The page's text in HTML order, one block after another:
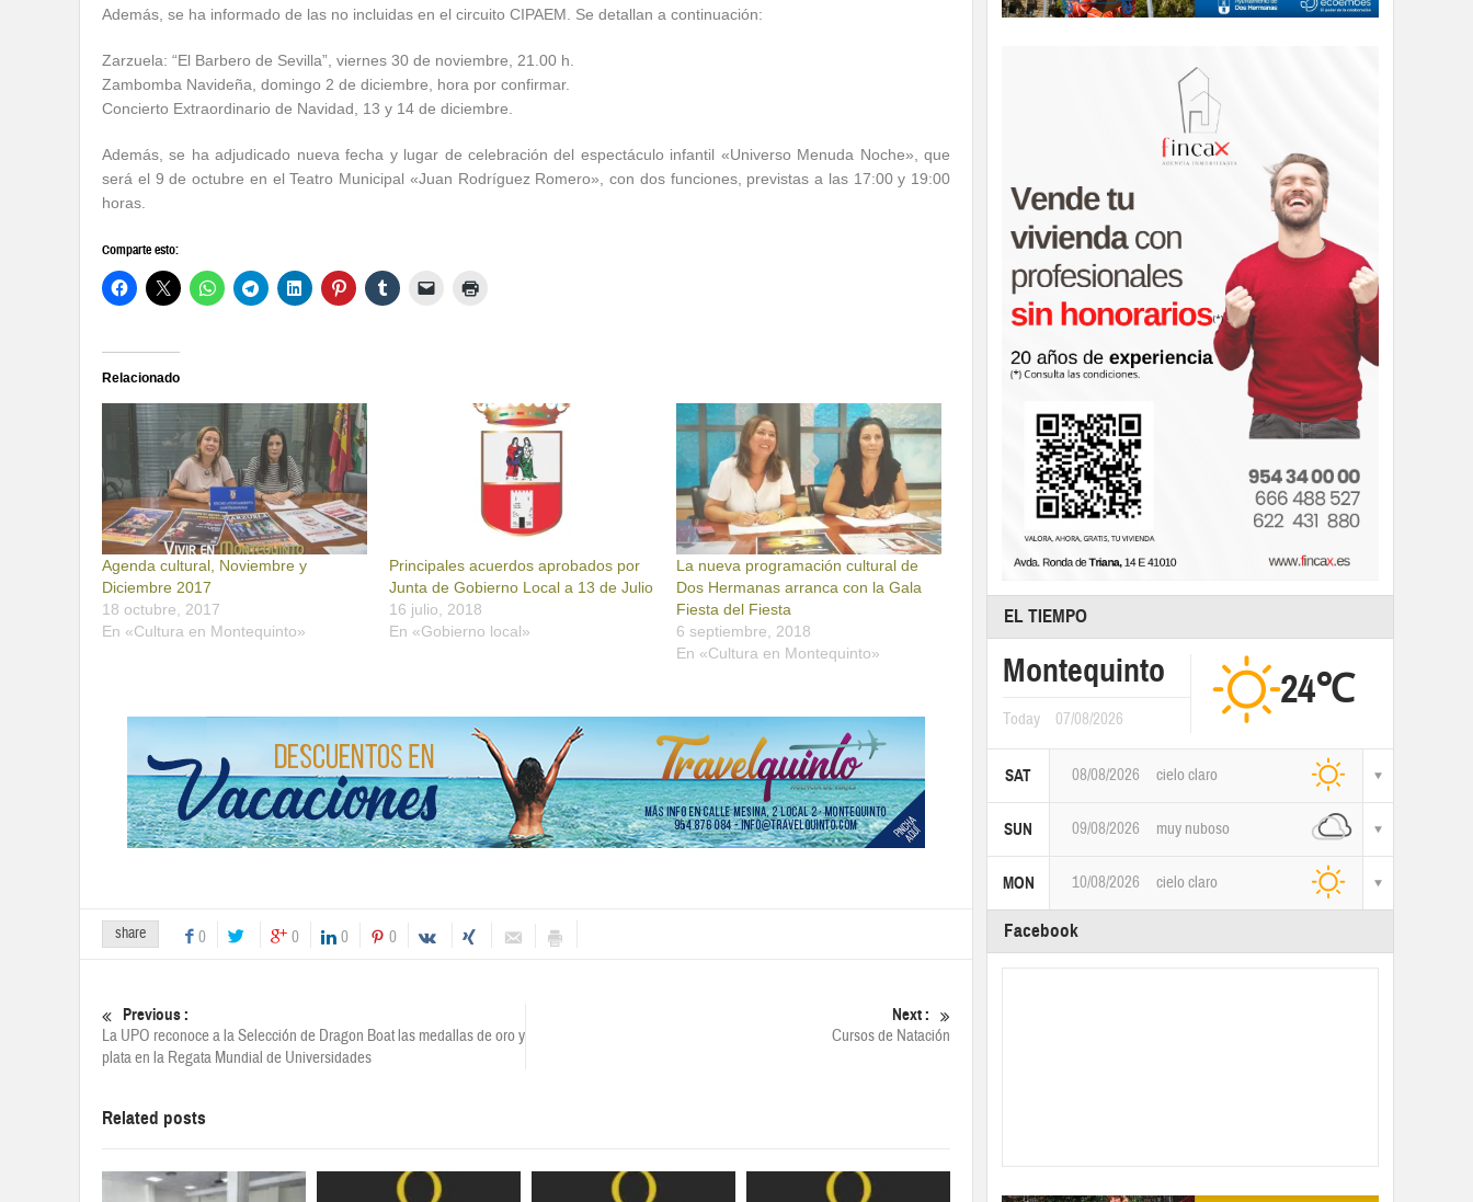
Además, se ha informado de las no incluidas en el circuito CIPAEM. Se detallan a continuación:
Zarzuela: “El Barbero de Sevilla”, viernes 30 de noviembre, 21.00 h.
Zambomba Navideña, domingo 2 de diciembre, hora por confirmar.
Concierto Extraordinario de Navidad, 13 y 14 de diciembre.
Además, se ha adjudicado nueva fecha y lugar de celebración del espectáculo infantil «Universo Menuda Noche», que
será el 9 de octubre en el Teatro Municipal «Juan Rodríguez Romero», con dos funciones, previstas a las 17:00 y 19:00
horas.
Comparte esto:
Relacionado
Agenda cultural, Noviembre y
Diciembre 2017
18 octubre, 2017
En «Cultura en Montequinto»
Principales acuerdos aprobados por
Junta de Gobierno Local a 13 de Julio
16 julio, 2018
En «Gobierno local»
La nueva programación cultural de
Dos Hermanas arranca con la Gala
Fiesta del Fiesta
6 septiembre, 2018
En «Cultura en Montequinto»
share 0 0 0 0
Previous :
La UPO reconoce a la Selección de Dragon Boat las medallas de oro y
plata en la Regata Mundial de Universidades
Next :
Cursos de Natación
Related posts
EL TIEMPO
Montequinto
Today 07/08/2026
24℃
SAT 08/08/2026 cielo claro
SUN 09/08/2026 muy nuboso
MON 10/08/2026 cielo claro
Facebook